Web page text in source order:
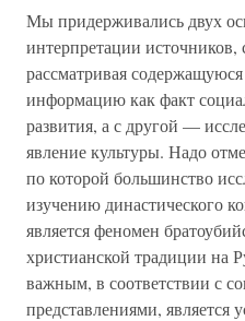
Мы придерживались двух
интерпретации
рассматривая
информацию как факт
развития, а с другой —
явление культуры. Надо
по которой большинство
изучению династического
является феномен
христианской традиции на
важным, в соответствии с
представлениями, является